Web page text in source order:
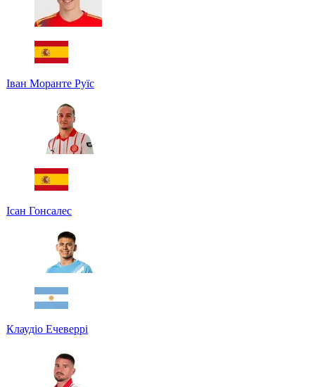
Іван Моранте Руїс
Ісан Гонсалес
Клаудіо Ечеверрі